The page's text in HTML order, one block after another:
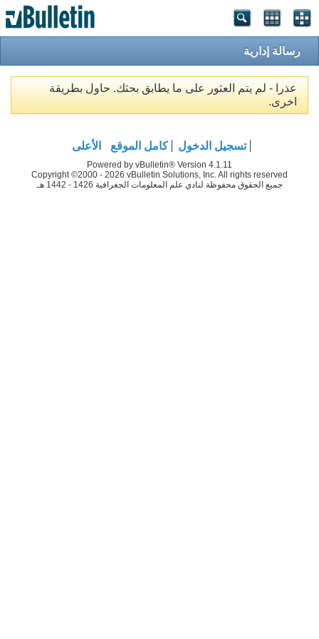
رسالة إدارية
عذرا - لم يتم العثور على ما يطابق بحثك. حاول بطريقة
اخرى.
تسجيل الدخول كامل الموقع الأعلى
Powered by vBulletin® Version 4.1.11
Copyright ©2000 - 2026 vBulletin Solutions, Inc. All rights reserved
جميع الحقوق محفوظة لنادي علم المعلومات الجغرافية 1426 - 1442 هـ